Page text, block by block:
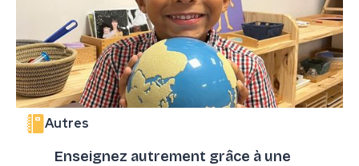
Autres
Enseignez autrement grâce à une